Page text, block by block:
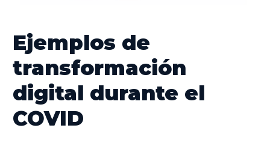
Ejemplos de
transformación
digital durante el
COVID